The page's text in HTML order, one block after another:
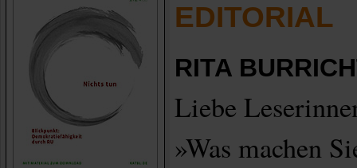
EDITORIAL
RITA
Liebe
»Was machen